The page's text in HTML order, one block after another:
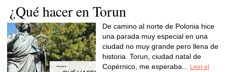
¿Qué hacer en Torun
De camino al norte de Polonia hice
una parada muy especial en una
ciudad no muy grande pero llena de
historia. Torun, ciudad natal de
Copérnico, me esperaba...
Leer el